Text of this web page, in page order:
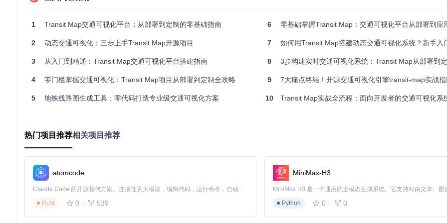
网络环境可访问外部地图服务 API
clone
cd
编辑static/js/config.js进行核心参数配置：
地图基础参数：设置center_x和center_y定义初始中心点坐标
数据源配置：根据需求选择 GeoJSON 本地文件或 Fusion Tables 服务
视觉呈现：调整线路颜色、车辆图标尺寸及动画帧率
常见陷阱规避：
1 Transit Map交通可视化平台：从部署到定制的零基础指南
2 动态交通可视化：三步上手Transit Map开源项目
3 从入门到精通：Transit Map交通可视化平台搭建指南
4 零门槛掌握交通可视化：Transit Map项目从部署到定制全攻略
5 地铁线路图生成工具：零代码打造专业级交通可视化方案
6 零基础掌握Transit Map：交通可视化平台从部署到应
7 如何用Transit Map搭建动态交通可视化系统？新手入
8 3步构建实时交通可视化系统：Transit Map从部署到
9 7大痛点终结！开源交通可视化引擎transit-map实战
10 Transit Map实战全流程：面向开发者的交通可视化系
热门项目推荐相关项目推荐
atomcode
Claude Code 的开源替代方案。连接任意大模型，编辑代码，运行命令，自动验证 — 全自动执行。用 Rust 构建，极致性能。 ｜ An open-source alternative to Claude Code. Connect any LLM, edit code, run commands, and verify changes — autonomously. Built in Rust for speed. Get Started
Rust
0 539
MiniMax-H3
Python 0 0